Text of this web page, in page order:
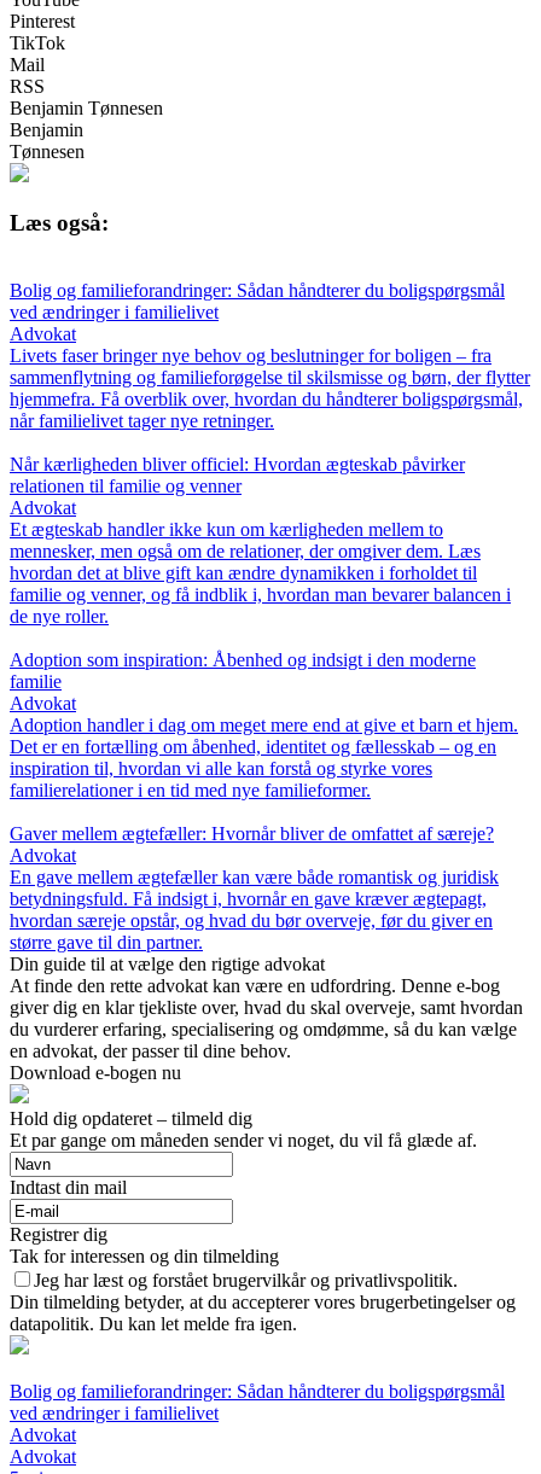
Pinterest
TikTok
Mail
RSS
Benjamin Tønnesen
Benjamin
Tønnesen
Læs også:
Bolig og familieforandringer: Sådan håndterer du boligspørgsmål
ved ændringer i familielivet
Advokat
Livets faser bringer nye behov og beslutninger for boligen – fra
sammenflytning og familieforøgelse til skilsmisse og børn, der flytter
hjemmefra. Få overblik over, hvordan du håndterer boligspørgsmål,
når familielivet tager nye retninger.
Når kærligheden bliver officiel: Hvordan ægteskab påvirker
relationen til familie og venner
Advokat
Et ægteskab handler ikke kun om kærligheden mellem to
mennesker, men også om de relationer, der omgiver dem. Læs
hvordan det at blive gift kan ændre dynamikken i forholdet til
familie og venner, og få indblik i, hvordan man bevarer balancen i
de nye roller.
Adoption som inspiration: Åbenhed og indsigt i den moderne
familie
Advokat
Adoption handler i dag om meget mere end at give et barn et hjem.
Det er en fortælling om åbenhed, identitet og fællesskab – og en
inspiration til, hvordan vi alle kan forstå og styrke vores
familierelationer i en tid med nye familieformer.
Gaver mellem ægtefæller: Hvornår bliver de omfattet af særeje?
Advokat
En gave mellem ægtefæller kan være både romantisk og juridisk
betydningsfuld. Få indsigt i, hvornår en gave kræver ægtepagt,
hvordan særeje opstår, og hvad du bør overveje, før du giver en
større gave til din partner.
Din guide til at vælge den rigtige advokat
At finde den rette advokat kan være en udfordring. Denne e-bog
giver dig en klar tjekliste over, hvad du skal overveje, samt hvordan
du vurderer erfaring, specialisering og omdømme, så du kan vælge
en advokat, der passer til dine behov.
Download e-bogen nu
Hold dig opdateret – tilmeld dig
Et par gange om måneden sender vi noget, du vil få glæde af.
Indtast din mail
Registrer dig
Tak for interessen og din tilmelding
Jeg har læst og forstået brugervilkår og privatlivspolitik.
Din tilmelding betyder, at du accepterer vores brugerbetingelser og
datapolitik. Du kan let melde fra igen.
Bolig og familieforandringer: Sådan håndterer du boligspørgsmål
ved ændringer i familielivet
Advokat
Advokat